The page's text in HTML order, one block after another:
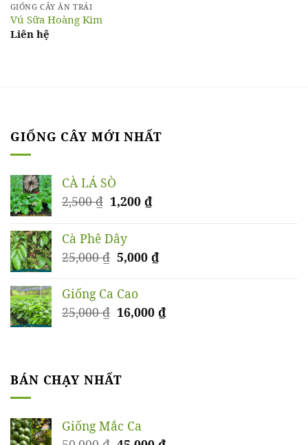
GIỐNG CÂY ĂN TRÁI
Vú Sữa Hoàng Kim
Liên hệ
GIỐNG CÂY MỚI NHẤT
CÀ LÁ SÒ
2,500₫ Giá
là:
2,500 ₫.
1,200₫Giá
là:
1,200 ₫.
Cà Phê Dây
25,000₫ Giá
là:
25,000 ₫.
5,000₫Giá
là:
5,000 ₫.
Giống Ca Cao
25,000₫ Giá
16,000₫Giá
BÁN CHẠY NHẤT
Giống Mắc Ca